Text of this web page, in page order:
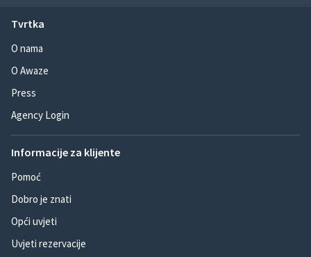
Tvrtka
O nama
O Awaze
Press
Agency Login
Informacije za klijente
Pomoć
Dobro je znati
Opći uvjeti
Uvjeti rezervacije